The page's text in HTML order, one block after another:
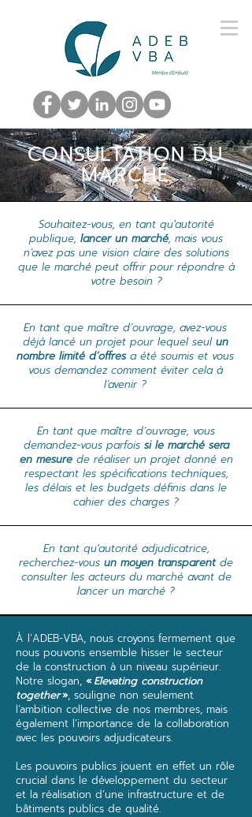
CONSULTATION DU
MARCHÉ
Souhaitez-vous, en tant qu'autorité
publique, lancer un marché, mais vous
n’avez pas une vision claire des solutions
que le marché peut offrir pour répondre à
votre besoin ?
En tant que maître d’ouvrage, avez-vous
déjà lancé un projet pour lequel seul un
nombre limité d’offresa été soumis et vous
vous demandez comment éviter cela à
l’avenir ?
En tant que maître d’ouvrage, vous
demandez-vous parfois si le marché sera
en mesure de réaliser un projet donné en
respectant les spécifications techniques,
les délais et les budgets définis dans le
cahier des charges ?
En tant qu'autorité adjudicatrice,
recherchez-vous un moyen transparent de
consulter les acteurs du marché avant de
lancer un marché ?
À l’ADEB-VBA, nous croyons fermement que
nous pouvons ensemble hisser le secteur
de la construction à un niveau supérieur.
Notre slogan, «Elevating construction
together», souligne non seulement
l’ambition collective de nos membres, mais
également l’importance de la collaboration
avec les pouvoirs adjudicateurs.
Les pouvoirs publics jouent en effet un rôle
crucial dans le développement du secteur
et la réalisation d’une infrastructure et de
bâtiments publics de qualité.